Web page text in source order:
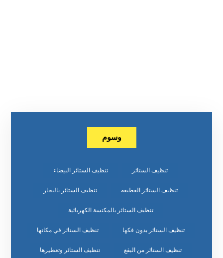
وسوم
تنظيف الستائر تنظيف الستائر البيضاء
تنظيف الستائر القطيفه تنظيف الستائر بالبخار
تنظيف الستائر بالمكنسة الكهربائية
تنظيف الستائر بدون فكها تنظيف الستائر في مكانها
تنظيف الستائر من البقع تنظيف الستائر وتعطيرها